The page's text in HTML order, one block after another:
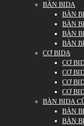
BÀN BIDA
BÀN
BÀN
BÀN
BÀN
CƠ BIDA
CƠ
CƠ
CƠ
CƠ
BÀN BIDA
BÀN
BÀN